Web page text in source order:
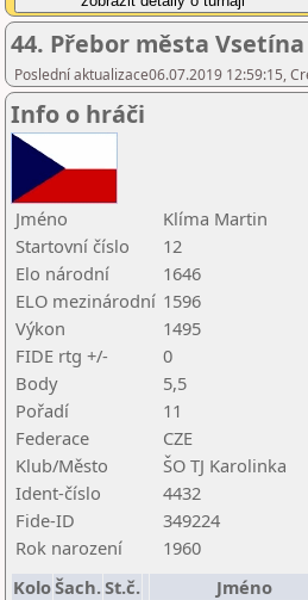
44. Přebor města Vsetína
Poslední aktualizace06.07.2019 12:59:15,
Info o hráči
Jméno
Klíma Martin
Startovní číslo
12
Elo národní
1646
ELO mezinárodní 1596
Výkon
1495
FIDE rtg +/-
0
Body
5,5
Pořadí
11
Federace
CZE
Klub/Město
ŠO TJ Karolinka
Ident-číslo
4432
Fide-ID
349224
Rok narození
1960
KoloŠach.St.č. Jméno